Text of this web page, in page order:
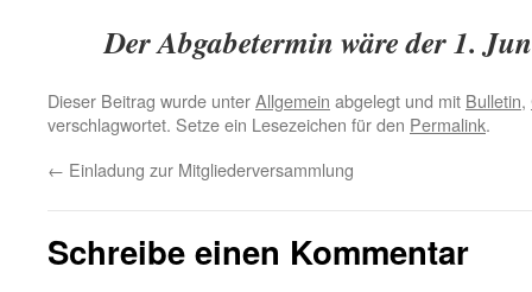
Der Abgabetermin wäre der 1.
Dieser Beitrag wurde unterAllgemein abgelegt und mit Bulletin,
verschlagwortet. Setze ein Lesezeichen für den Permalink.
← Einladung zur Mitgliederversammlung
Schreibe einen Kommentar